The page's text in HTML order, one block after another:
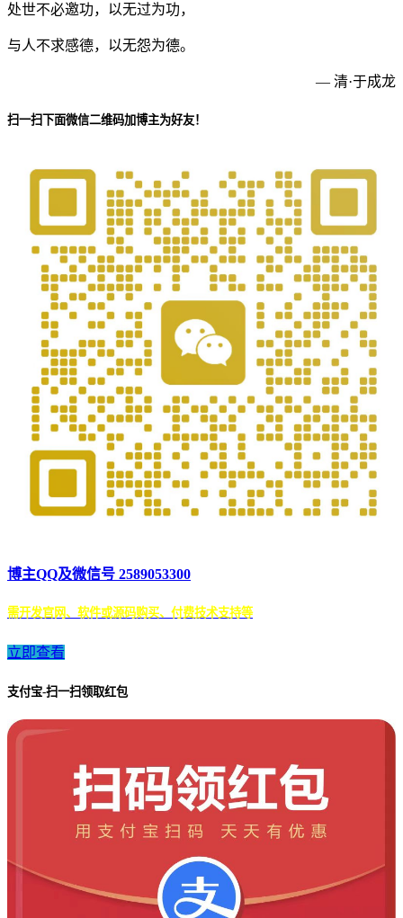
处世不必邀功，以无过为功，
与人不求感德，以无怨为德。
— 清·于成龙
扫一扫下面微信二维码加博主为好友！
博主QQ及微信号 2589053300
需开发官网、软件或源码购买、付费技术支持等
立即查看
支付宝-扫一扫领取红包